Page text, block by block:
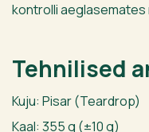
kontrolli
Tehnilised
Kuju: Pisar (Teardrop)
Kaal: 355 g (±10 g)